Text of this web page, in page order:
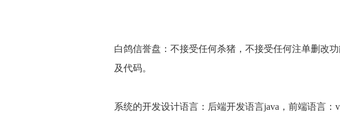
白鸽信誉盘：不接受任何杀猪，不接受任何注单删改
及代码。
系统的开发设计语言：后端开发语言java，前端语言：